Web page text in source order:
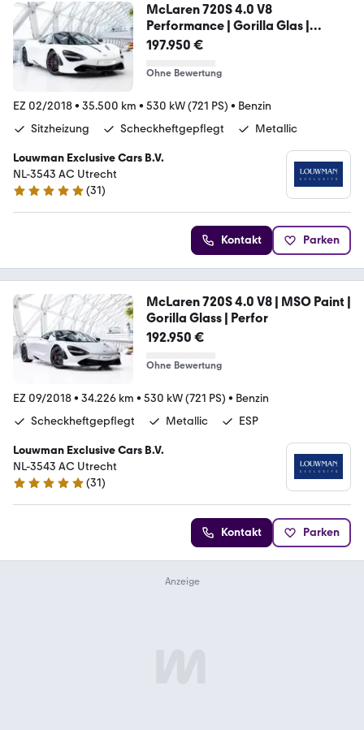
McLaren 720S 4.0 V8
Performance | Gorilla Glas |
Leather
197.950 €
Ohne Bewertung
EZ 02/2018• 35.500 km • 530 kW (721 PS) • Benzin
Sitzheizung
Scheckheftgepflegt Metallic
Louwman Exclusive Cars B.V.
NL-3543 AC Utrecht
5 Sterne
(31)
Kontakt Parken
McLaren 720S 4.0 V8 | MSO Paint |
Gorilla Glass | Perfor
192.950 €
Ohne Bewertung
EZ 09/2018• 34.226 km • 530 kW (721 PS) • Benzin
Scheckheftgepflegt
Metallic ESP
Louwman Exclusive Cars B.V.
NL-3543 AC Utrecht
5 Sterne
(31)
Kontakt Parken